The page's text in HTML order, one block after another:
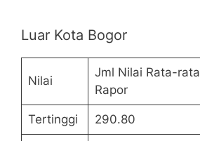
Luar Kota Bogor
Nilai
Jml Nilai Rata-rata
Rapor
Tertinggi 290.80